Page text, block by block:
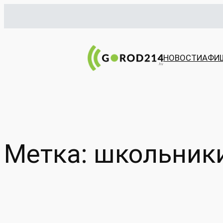
НОВОСТИ
Метка: